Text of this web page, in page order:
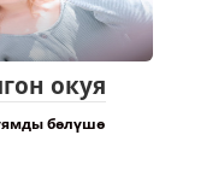
окуя
бөлүшө